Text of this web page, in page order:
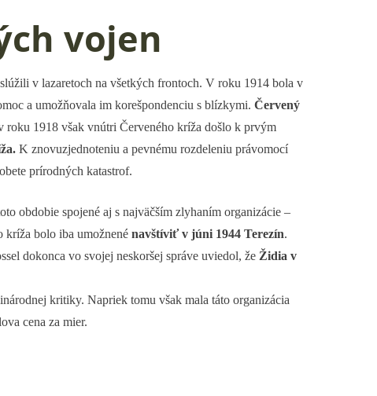
vojen
v lazaretoch na všetkých frontoch. V roku 1914 bola v
a umožňovala im korešpondenciu s blízkymi. Červený
roku 1918 však vnútri Červeného kríža došlo k prvým
K znovuzjednoteniu a pevnému rozdeleniu právomocí
prírodných katastrof.
obdobie spojené aj s najväčším zlyhaním organizácie –
kríža bolo iba umožnené navštíviť v júni 1944 Terezín.
dokonca vo svojej neskoršej správe uviedol, že Židia v
kritiky. Napriek tomu však mala táto organizácia
cena za mier.